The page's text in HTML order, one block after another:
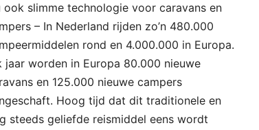
ook slimme technologie voor caravans en
– In Nederland rijden zo’n 480.000
rond en 4.000.000 in Europa.
jaar worden in Europa 80.000 nieuwe
en 125.000 nieuwe campers
Hoog tijd dat dit traditionele en
steeds geliefde reismiddel eens wordt